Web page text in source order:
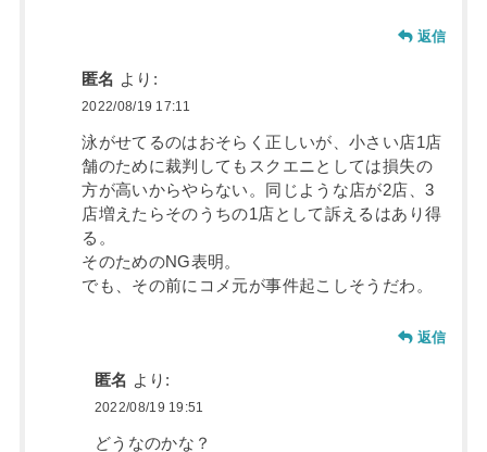
返信
匿名 より:
2022/08/19 17:11
泳がせてるのはおそらく正しいが、小さい店1店
舗のために裁判してもスクエニとしては損失の
方が高いからやらない。同じような店が2店、3
店増えたらそのうちの1店として訴えるはあり得
る。
そのためのNG表明。
でも、その前にコメ元が事件起こしそうだわ。
返信
匿名 より:
2022/08/19 19:51
どうなのかな？